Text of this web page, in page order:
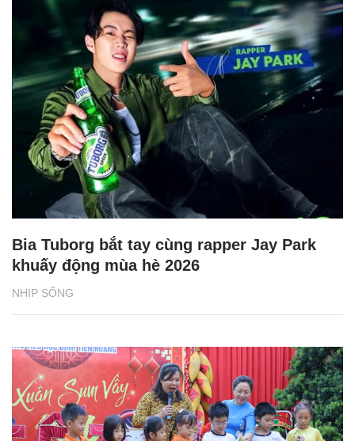
NHỊP SỐNG
Bia Tuborg bắt tay cùng rapper Jay Park
khuấy động mùa hè 2026